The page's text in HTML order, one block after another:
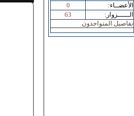
0
:الأعضــاء
63
:الــــــزوار
تفاصيل المتواجدون